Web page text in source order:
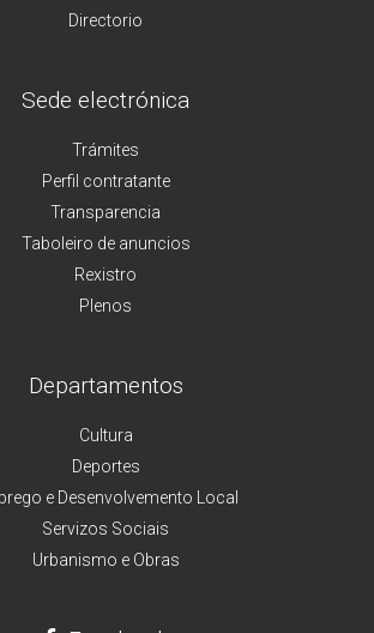
Directorio
Sede electrónica
Trámites
Perfil contratante
Transparencia
Taboleiro de anuncios
Rexistro
Plenos
Departamentos
Cultura
Deportes
e Desenvolvemento Local
Servizos Sociais
Urbanismo e Obras